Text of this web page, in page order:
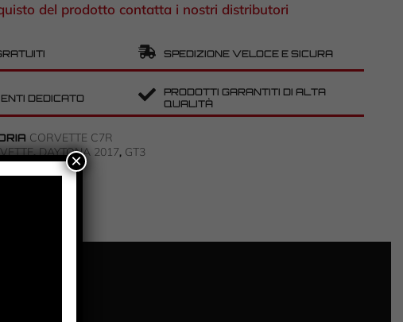
del prodotto contatta i nostri distributori
SPEDIZIONE VELOCE E SICURA
DEDICATO
PRODOTTI GARANTITI DI ALTA
QUALITÀ
CORVETTE C7R
,DAYTONA 2017, GT3
×